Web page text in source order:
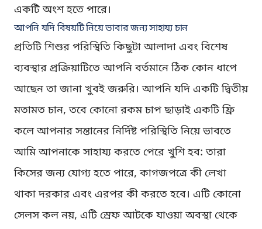
একটি অংশ হতে পারে।
আপনি যদি বিষয়টি নিয়ে ভাবার জন্য সাহায্য চান
প্রতিটি শিশুর পরিস্থিতি কিছুটা আলাদা এবং বিশেষ
ব্যবস্থার প্রক্রিয়াটিতে আপনি বর্তমানে ঠিক কোন ধাপে
আছেন তা জানা খুবই জরুরি। আপনি যদি একটি দ্বিতীয়
মতামত চান, তবে কোনো রকম চাপ ছাড়াই একটি ফ্রি
কলে আপনার সন্তানের নির্দিষ্ট পরিস্থিতি নিয়ে ভাবতে
আমি আপনাকে সাহায্য করতে পেরে খুশি হব: তারা
কিসের জন্য যোগ্য হতে পারে, কাগজপত্রে কী লেখা
থাকা দরকার এবং এরপর কী করতে হবে। এটি কোনো
সেলস কল নয়, এটি স্রেফ আটকে যাওয়া অবস্থা থেকে